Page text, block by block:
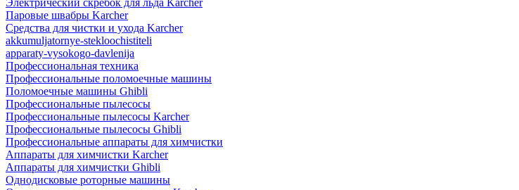
Электрический скребок для льда Karcher
Паровые швабры Karcher
Средства для чистки и ухода Karcher
akkumuljatornye-stekloochistiteli
apparaty-vysokogo-davlenija
Профессиональная техника
Профессиональные поломоечные машины
Поломоечные машины Ghibli
Профессиональные пылесосы
Профессиональные пылесосы Karcher
Профессиональные пылесосы Ghibli
Профессиональные аппараты для химчистки
Аппараты для химчистки Karcher
Аппараты для химчистки Ghibli
Однодисковые роторные машины